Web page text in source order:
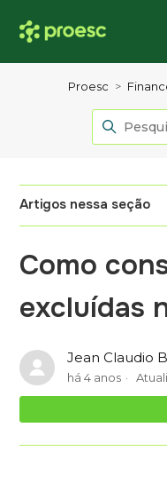
Proesc
Artigos nessa seção
Como
excluídas
Jean Claudio
há 4 anos